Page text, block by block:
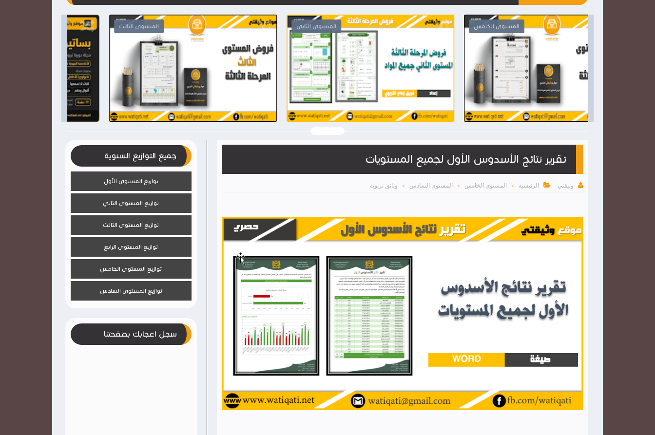
المستوى الثالث
2026-03-28
وثيقتي
شاهد الموضوع
المستوى الثاني
2026-03-28
وثيقتي
شاهد الموضوع
المستوى الخامس
2026-03-28
وثيقتي
شاهد الموضوع
تقرير نتائج الأسدوس الأول لجميع المستويات
 وثيقتي  الرئيسية > المستوى الخامس > المستوى السادس > وثائق تربوية
جميع التوازيع السنوية
توازيع المستوى الأول
توازيع المستوى الثاني
توازيع المستوى الثالث
توازيع المستوى الرابع
توازيع المستوى الخامس
توازيع المستوى السادس
سجل اعجابك بصفحتنا